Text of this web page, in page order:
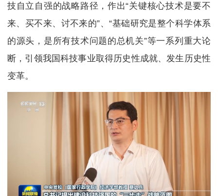
技自立自强的战略路径，作出“关键核心技术是要不
来、买不来、讨不来的”、“基础研究是整个科学体系
的源头，是所有技术问题的总机关”等一系列重大论
断，引领我国科技事业取得历史性成就、发生历史性
变革。